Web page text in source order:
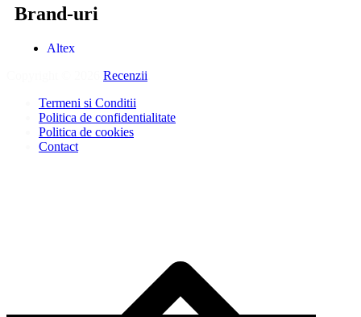
Brand-uri
Altex
Recenzii
Termeni si Conditii
Politica de confidentialitate
Politica de cookies
Contact